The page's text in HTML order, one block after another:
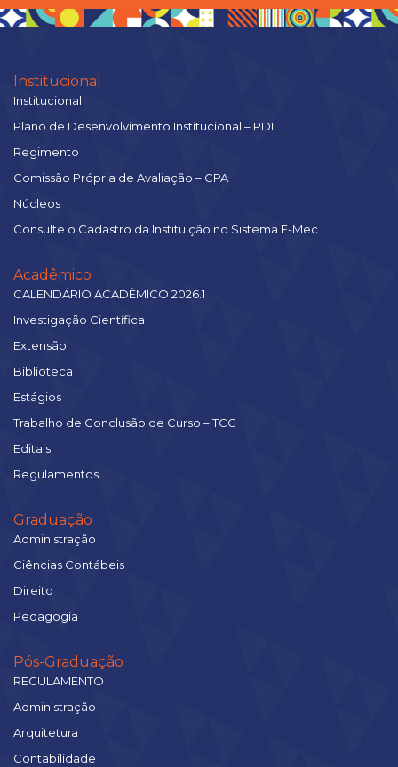
Institucional
Institucional
Plano de Desenvolvimento Institucional – PDI
Regimento
Comissão Própria de Avaliação – CPA
Núcleos
Consulte o Cadastro da Instituição no Sistema E-Mec
Acadêmico
CALENDÁRIO ACADÊMICO 2026.1
Investigação Científica
Extensão
Biblioteca
Estágios
Trabalho de Conclusão de Curso – TCC
Editais
Regulamentos
Graduação
Administração
Ciências Contábeis
Direito
Pedagogia
Pós-Graduação
REGULAMENTO
Administração
Arquitetura
Contabilidade